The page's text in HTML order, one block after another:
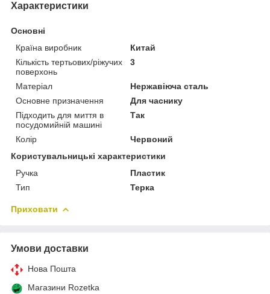
Характеристики
Основні
Країна виробник
Китай
Кількість тертьових/ріжучих
поверхонь
3
Матеріал
Нержавіюча сталь
Основне призначення
Для часнику
Підходить для миття в
посудомийній машині
Так
Колір
Червоний
Користувальницькі характеристики
Ручка
Пластик
Тип
Терка
Приховати
Умови доставки
Нова Пошта
Магазини Rozetka